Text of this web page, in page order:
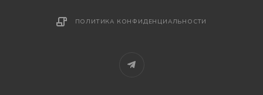
ПОЛИТИКА КОНФИДЕНЦИАЛЬНОСТИ